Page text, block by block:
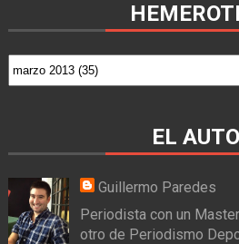
EL
Guillermo Paredes
Periodista con un
otro de Periodismo